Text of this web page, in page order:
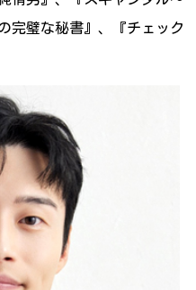
完璧な秘書』、『チェック